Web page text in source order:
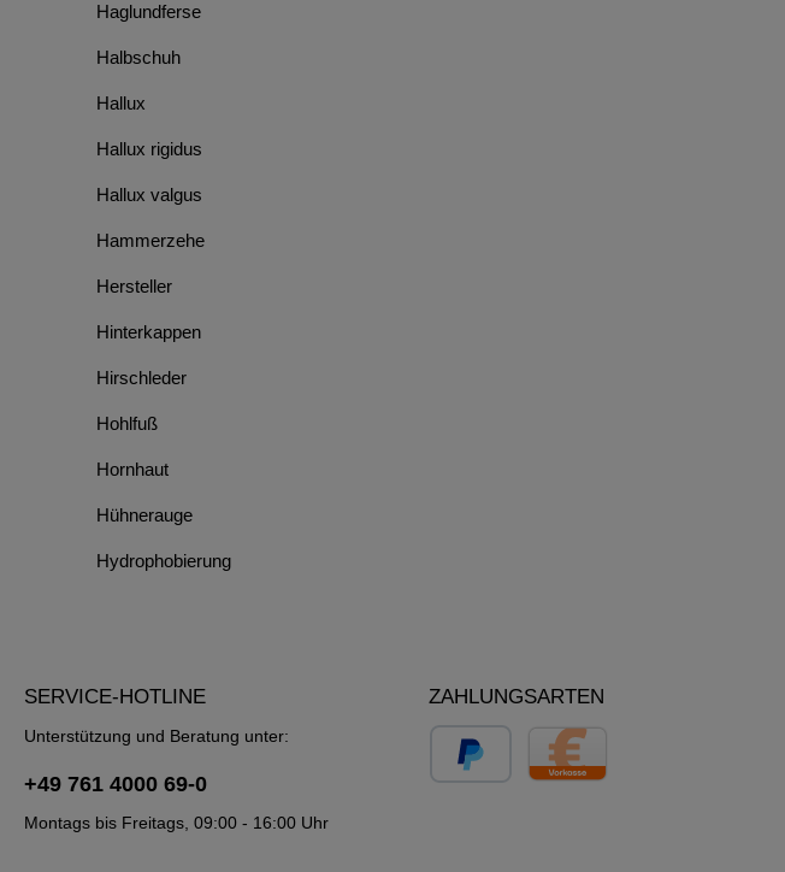
Haglundferse
Halbschuh
Hallux
Hallux rigidus
Hallux valgus
Hammerzehe
Hersteller
Hinterkappen
Hirschleder
Hohlfuß
Hornhaut
Hühnerauge
Hydrophobierung
SERVICE-HOTLINE
Unterstützung und Beratung unter:
+49 761 4000 69-0
Montags bis Freitags, 09:00 - 16:00 Uhr
ZAHLUNGSARTEN